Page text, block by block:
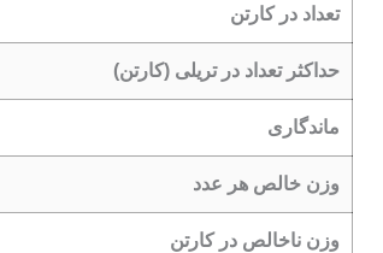
تعداد در کارتن
حداکثر تعداد در تریلی (کارتن)
ماندگاری
وزن خالص هر عدد
وزن ناخالص در کارتن